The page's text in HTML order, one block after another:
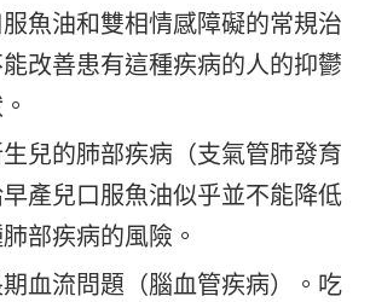
魚油和雙相情感障礙的常規治
改善患有這種疾病的人的抑鬱
兒的肺部疾病（支氣管肺發育
產兒口服魚油似乎並不能降低
部疾病的風險。
血流問題（腦血管疾病）。吃